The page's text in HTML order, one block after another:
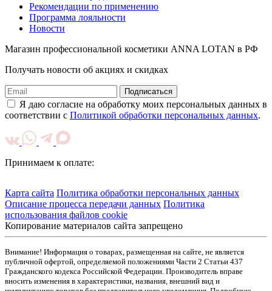
Рекомендации по применению
Программа лояльности
Новости
Магазин профессиональной косметики ANNA LOTAN в РФ
Получать новости об акциях и скидках
Подписаться
Я даю согласие на обработку моих персональных данных в
соответствии с Политикой обработки персональных данных.
Принимаем к оплате:
Карта сайта Политика обработки персональных данных
Описание процесса передачи данных Политика
использования файлов cookie
Копирование материалов сайта запрещено
Внимание! Информация о товарах, размещенная на сайте, не является
публичной офертой, определяемой положениями Части 2 Статьи 437
Гражданского кодекса Российской Федерации. Производитель вправе
вносить изменения в характеристики, названия, внешний вид и